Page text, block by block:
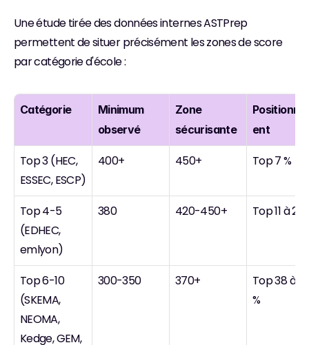
Une étude tirée des données internes ASTPrep
permettent de situer précisément les zones de score
par catégorie d'école :
Catégorie
Minimum
observé
Zone
sécurisante
ent
Top 3 (HEC,
ESSEC, ESCP)
400+ 450+ Top 7 %
Top 4-5
(EDHEC,
emlyon)
380 420-450+ Top 11 à 20
Top 6-10
(SKEMA,
NEOMA,
Kedge, GEM,
300-350 370+
Top 38 à
%